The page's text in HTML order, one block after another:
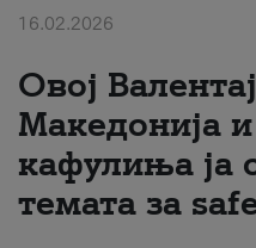
#ПодобарОнлајн
16.02.2026
Овој
Македонија
кафулиња ја
темата за